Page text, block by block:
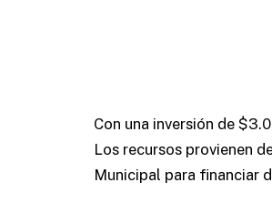
Con una inversión de
Los recursos provienen
Municipal para financiar